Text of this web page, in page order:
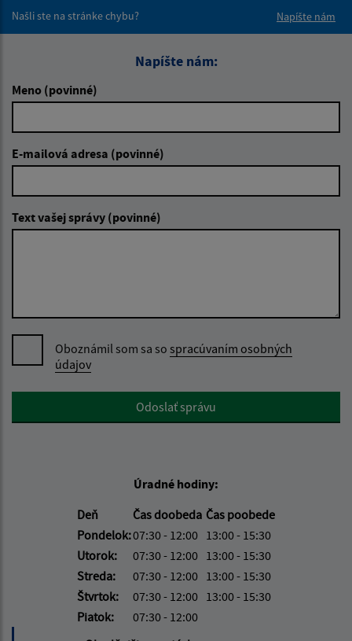
Našli ste na stránke chybu?
Napíšte nám
Napíšte nám:
Meno (povinné)
E-mailová adresa (povinné)
Text vašej správy (povinné)
Oboznámil som sa so spracúvaním osobných
údajov
Google reCaptcha ResponseOdoslať správu
Úradné hodiny:
Deň
Čas doobeda Čas poobede
Pondelok:07:30 - 12:00 13:00 - 15:30
Utorok:
07:30 - 12:00 13:00 - 15:30
Streda:
07:30 - 12:00 13:00 - 15:30
Štvrtok:
07:30 - 12:00 13:00 - 15:30
Piatok:
07:30 - 12:00